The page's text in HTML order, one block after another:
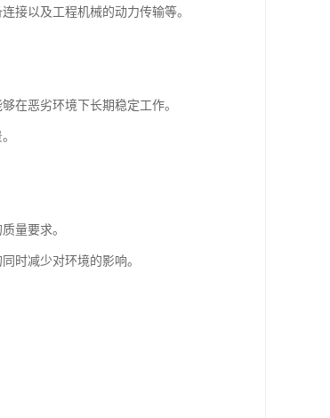
接以及工程机械的动力传输等。
在恶劣环境下长期稳定工作。
量要求。
时减少对环境的影响。